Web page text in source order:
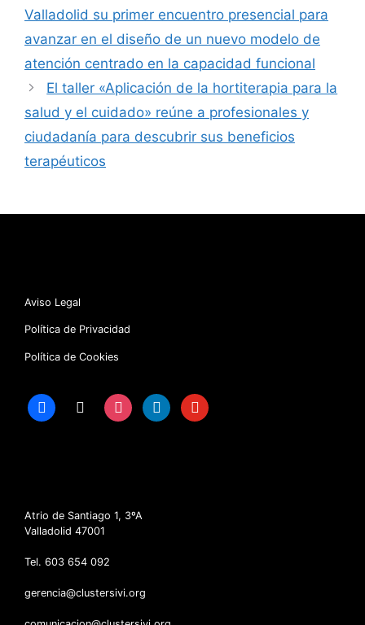
Valladolid su primer encuentro presencial para
avanzar en el diseño de un nuevo modelo de
atención centrado en la capacidad funcional
El taller «Aplicación de la hortiterapia para la
salud y el cuidado» reúne a profesionales y
ciudadanía para descubrir sus beneficios
terapéuticos
Aviso Legal
Política de Privacidad
Política de Cookies
facebook instagramlinkedinyoutube
Atrio de Santiago 1, 3ºA
Valladolid 47001
Tel. 603 654 092
gerencia@clustersivi.org